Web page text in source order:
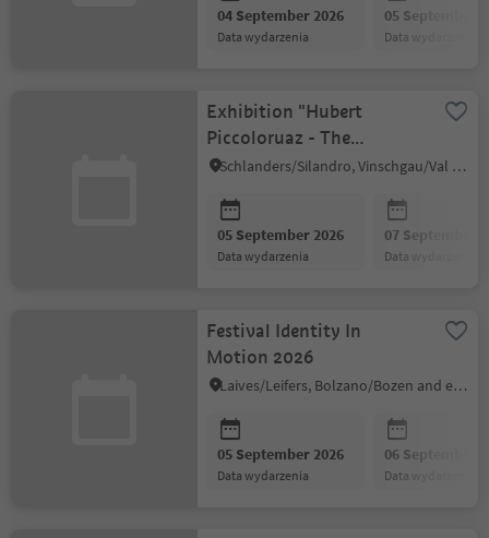
04 September 2026
data wydarzenia
05 September
data wydarzenia
Exhibition "Hubert
Piccoloruaz - The
Versatile Artist"
Schlanders/Silandro, Vinschgau/Val Venosta
05 September 2026
data wydarzenia
07 September
data wydarzenia
Festival Identity In
Motion 2026
Laives/Leifers, Bolzano/Bozen and environs
05 September 2026
data wydarzenia
06 September
data wydarzenia